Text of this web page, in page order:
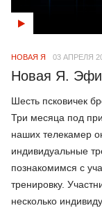
НОВАЯ Я 03 АПРЕЛЯ
Новая Я.
Шесть псковичек
Три месяца под
наших телекамер
индивидуальные
познакомимся с
тренировку.
несколько